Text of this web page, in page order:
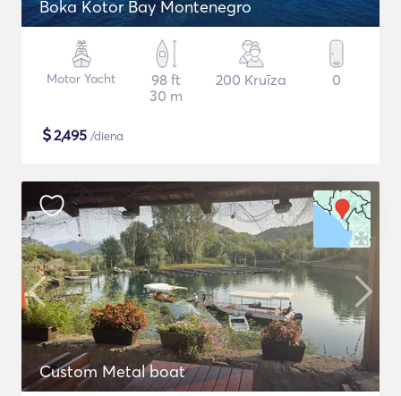
Boka Kotor Bay Montenegro
Motor Yacht
98 ft
30 m
200 Kruīza 0
$2,495 /diena
Custom Metal boat